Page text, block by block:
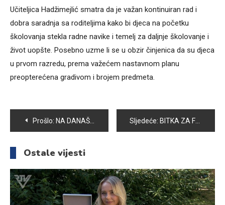
Učiteljica Hadžimejlić smatra da je važan kontinuiran rad i
dobra saradnja sa roditeljima kako bi djeca na početku
školovanja stekla radne navike i temelj za daljnje školovanje i
život uopšte. Posebno uzme li se u obzir činjenica da su djeca
u prvom razredu, prema važećem nastavnom planu
preopterećena gradivom i brojem predmeta.
Navigacija
članaka
Prošlo: NA DANAŠNJI DAN PRIJE 13 GODINA PREMINUO JE PRVI PREDSJEDNIK PREDSJEDNIŠTVA REPUBLIKE BIH RAHMETLI ALIJA IZETBEGOVIĆ Sljedeće: BITKA ZA FOČANSKU NIJE PREPUŠTENA ZABORAVU
Ostale vijesti